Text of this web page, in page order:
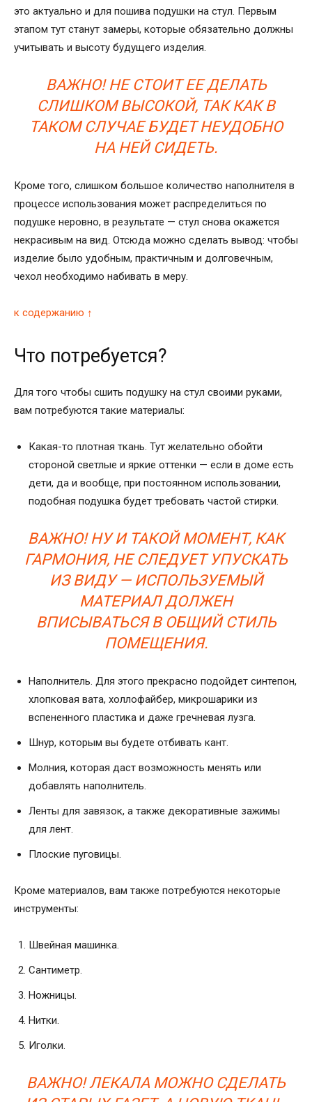
это актуально и для пошива подушки на стул. Первым
этапом тут станут замеры, которые обязательно должны
учитывать и высоту будущего изделия.
ВАЖНО! НЕ СТОИТ ЕЕ ДЕЛАТЬ
СЛИШКОМ ВЫСОКОЙ, ТАК КАК В
ТАКОМ СЛУЧАЕ БУДЕТ НЕУДОБНО
НА НЕЙ СИДЕТЬ.
Кроме того, слишком большое количество наполнителя в
процессе использования может распределиться по
подушке неровно, в результате — стул снова окажется
некрасивым на вид. Отсюда можно сделать вывод: чтобы
изделие было удобным, практичным и долговечным,
чехол необходимо набивать в меру.
к содержанию ↑
Что потребуется?
Для того чтобы сшить подушку на стул своими руками,
вам потребуются такие материалы:
Какая-то плотная ткань. Тут желательно обойти
стороной светлые и яркие оттенки — если в доме есть
дети, да и вообще, при постоянном использовании,
подобная подушка будет требовать частой стирки.
ВАЖНО! НУ И ТАКОЙ МОМЕНТ, КАК
ГАРМОНИЯ, НЕ СЛЕДУЕТ УПУСКАТЬ
ИЗ ВИДУ — ИСПОЛЬЗУЕМЫЙ
МАТЕРИАЛ ДОЛЖЕН
ВПИСЫВАТЬСЯ В ОБЩИЙ СТИЛЬ
ПОМЕЩЕНИЯ.
Наполнитель. Для этого прекрасно подойдет синтепон,
хлопковая вата, холлофайбер, микрошарики из
вспененного пластика и даже гречневая лузга.
Шнур, которым вы будете отбивать кант.
Молния, которая даст возможность менять или
добавлять наполнитель.
Ленты для завязок, а также декоративные зажимы
для лент.
Плоские пуговицы.
Кроме материалов, вам также потребуются некоторые
инструменты:
Швейная машинка.
Сантиметр.
Ножницы.
Нитки.
Иголки.
ВАЖНО! ЛЕКАЛА МОЖНО СДЕЛАТЬ